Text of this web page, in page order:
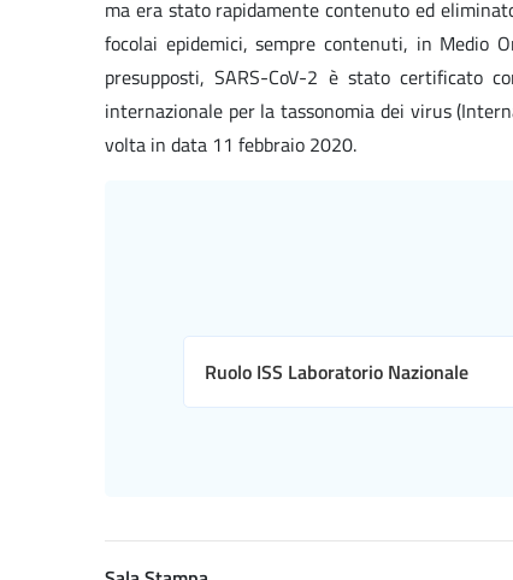
ma era stato rapidamente contenuto ed
focolai epidemici, sempre contenuti, in Medio
presupposti, SARS-CoV-2 è stato certificato
internazionale per la tassonomia dei virus
volta in data 11 febbraio 2020.
Ruolo ISS Laboratorio Nazionale